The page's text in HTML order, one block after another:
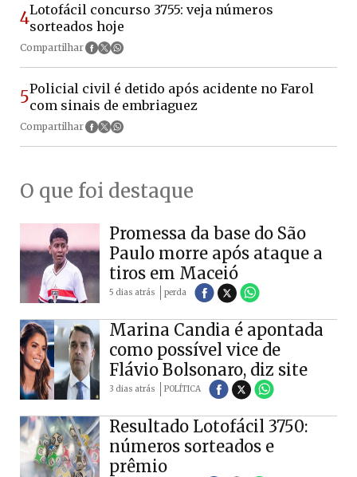
4Lotofácil concurso 3755: veja números
sorteados hoje
Compartilhar
5Policial civil é detido após acidente no Farol
com sinais de embriaguez
Compartilhar
O que foi destaque
Promessa da base do São
Paulo morre após ataque a
tiros em Maceió
5 dias atrás perda
Marina Candia é apontada
como possível vice de
Flávio Bolsonaro, diz site
3 dias atrás POLÍTICA
Resultado Lotofácil 3750:
números sorteados e
prêmio